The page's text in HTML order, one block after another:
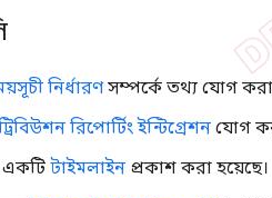
নির্ধারণসম্পর্কে তথ্য যোগ
রিপোর্টিং ইন্টিগ্রেশন যোগ
একটি টাইমলাইন প্রকাশ করা হয়েছে।